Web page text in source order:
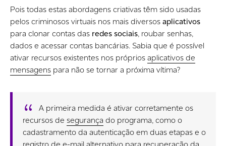
Pois todas estas abordagens criativas têm sido usadas
pelos criminosos virtuais nos mais diversosaplicativos
para clonar contas das redes sociais, roubar senhas,
dados e acessar contas bancárias. Sabia que é possível
ativar recursos existentes nos própriosaplicativos de
mensagens para não se tornar a próxima vítima?
A primeira medida é ativar corretamente os
recursos de segurança do programa, como o
cadastramento da autenticação em duas etapas e o